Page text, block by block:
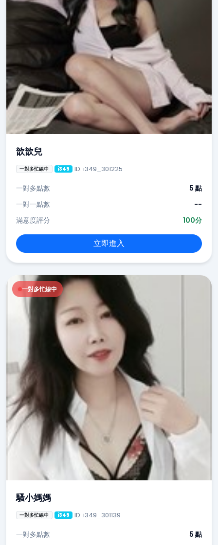
歆歆兒
一對多忙線中 i349 ID: i349_301225
一對多點數
5 點
一對一點數
--
滿意度評分
100分
立即進入
一對多忙線中
騷小媽媽
一對多忙線中 i349 ID: i349_301139
一對多點數 5 點